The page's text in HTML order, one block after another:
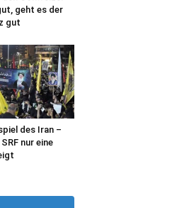
geht es der
gut
des Iran –
nur eine